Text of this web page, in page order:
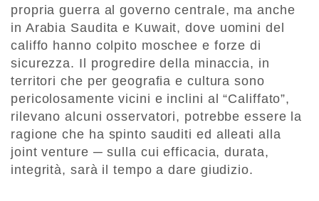
propria guerra al governo centrale, ma anche
in Arabia Saudita e Kuwait, dove uomini del
califfo hanno colpito moschee e forze di
sicurezza. Il progredire della minaccia, in
territori che per geografia e cultura sono
pericolosamente vicini e inclini al “Califfato”,
rilevano alcuni osservatori, potrebbe essere la
ragione che ha spinto sauditi ed alleati alla
joint venture ─ sulla cui efficacia, durata,
integrità, sarà il tempo a dare giudizio.